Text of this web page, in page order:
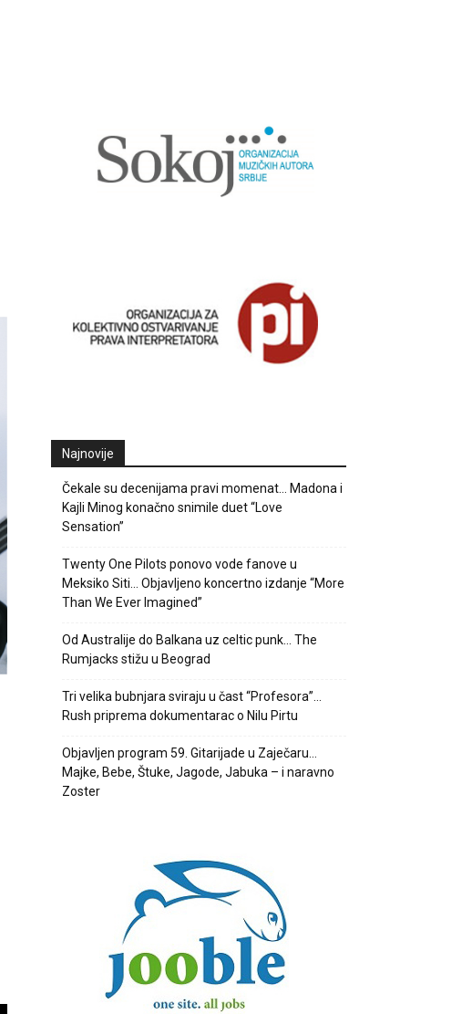
Najnovije
Čekale su decenijama pravi momenat… Madona i
Kajli Minog konačno snimile duet “Love
Sensation”
Twenty One Pilots ponovo vode fanove u
Meksiko Siti… Objavljeno koncertno izdanje “More
Than We Ever Imagined”
Od Australije do Balkana uz celtic punk… The
Rumjacks stižu u Beograd
Tri velika bubnjara sviraju u čast “Profesora”…
Rush priprema dokumentarac o Nilu Pirtu
Objavljen program 59. Gitarijade u Zaječaru…
Majke, Bebe, Štuke, Jagode, Jabuka – i naravno
Zoster